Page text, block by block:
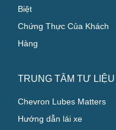
Biệt
Chứng Thực Của Khách
Hàng
TRUNG TÂM TƯ LIỆU
Chevron Lubes Matters
Hướng dẫn lái xe